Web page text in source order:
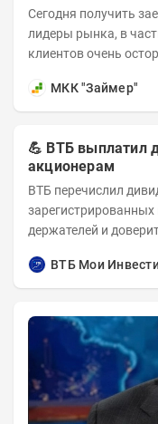
Сегодня получить
лидеры рынка, в
клиентов очень осторожно. 📌 По данным с
МКК "Займер"
💪 ВТБ выплатил
акционерам
ВТБ перечислил
держателей и
ВТБ Мои